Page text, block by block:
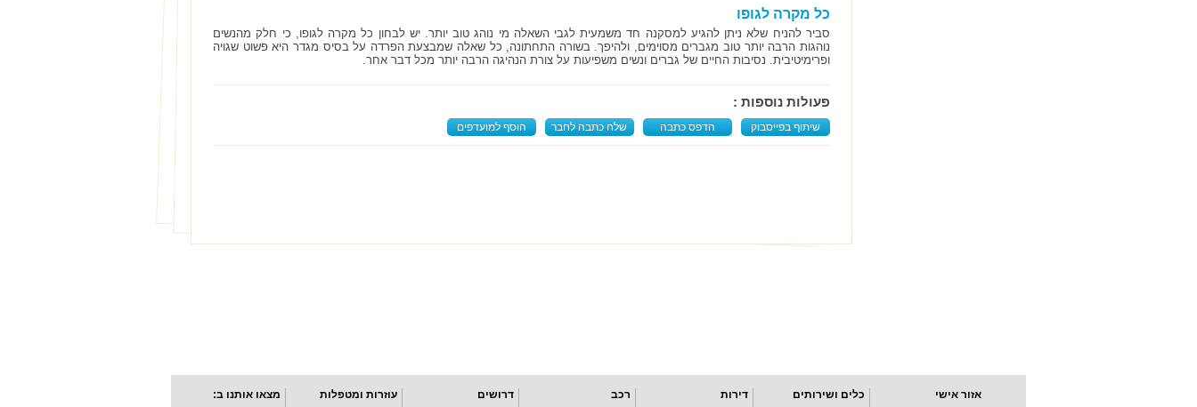
כל מקרה לגופו
סביר להניח שלא ניתן להגיע למסקנה חד משמעית לגבי השאלה מי נוהג טוב יותר. יש לבחון כל מקרה לגופו, כי חלק מהנשים
נוהגות הרבה יותר טוב מגברים מסוימים, ולהיפך. בשורה התחתונה, כל שאלה שמבצעת הפרדה על בסיס מגדר היא פשוט שגויה
ופרימיטיבית. נסיבות החיים של גברים ונשים משפיעות על צורת הנהיגה הרבה יותר מכל דבר אחר.
פעולות נוספות :
שיתוף בפייסבוק הדפס כתבה שלח כתבה לחבר הוסף למועדפים
אזור אישי כלים ושירותים דירות רכב דרושים עוזרות ומטפלות מצאו אותנו ב: